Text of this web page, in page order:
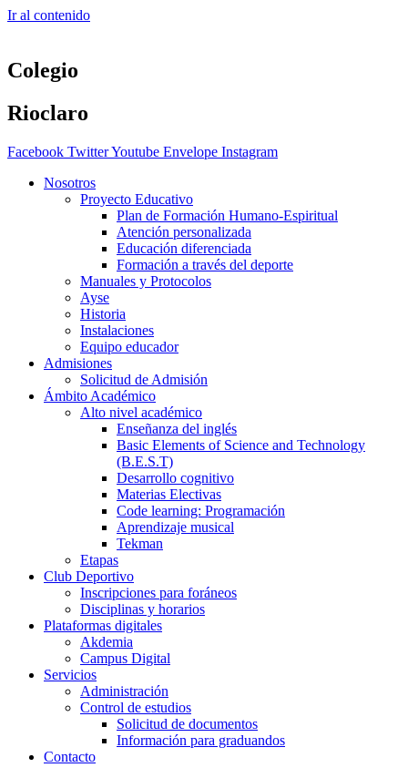
Ir al contenido
Colegio
Rioclaro
Facebook TwitterYoutube Envelope Instagram
Nosotros
Proyecto Educativo
Plan de Formación Humano-Espiritual
Atención personalizada
Educación diferenciada
Formación a través del deporte
Manuales y Protocolos
Ayse
Historia
Instalaciones
Equipo educador
Admisiones
Solicitud de Admisión
Ámbito Académico
Alto nivel académico
Enseñanza del inglés
Basic Elements of Science and Technology
(B.E.S.T)
Desarrollo cognitivo
Materias Electivas
Code learning: Programación
Aprendizaje musical
Tekman
Etapas
Club Deportivo
Inscripciones para foráneos
Disciplinas y horarios
Plataformas digitales
Akdemia
Campus Digital
Servicios
Administración
Control de estudios
Solicitud de documentos
Información para graduandos
Contacto